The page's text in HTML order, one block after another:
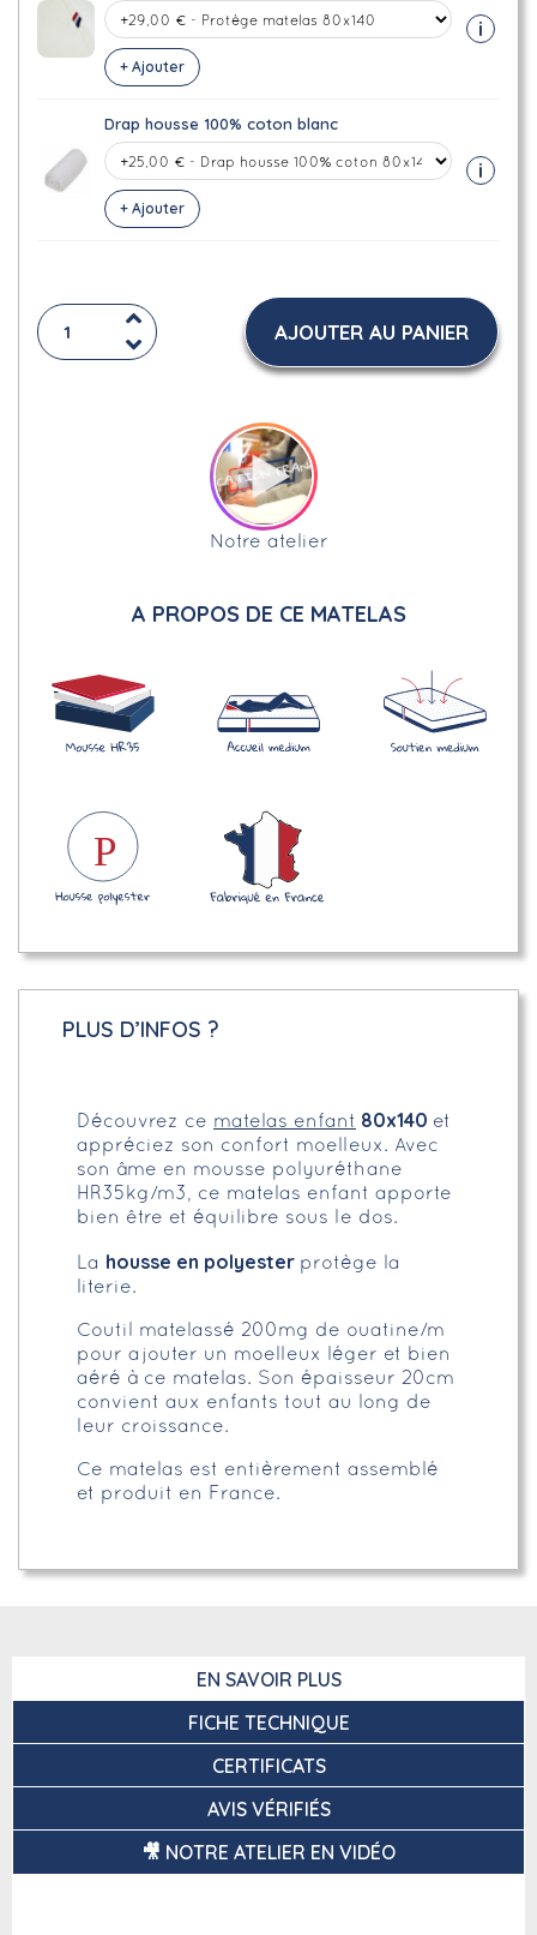
+ Ajouter
i
Drap housse 100% coton blanc
+ Ajouter
i
AJOUTER AU PANIER
Notre atelier
A PROPOS DE CE MATELAS
PLUS D’INFOS ?
Découvrez ce matelas enfant 80x140 et
appréciez son confort moelleux. Avec
son âme en mousse polyuréthane
HR35kg/m3, ce matelas enfant apporte
bien être et équilibre sous le dos.
La housse en polyester protège la
literie.
Coutil matelassé 200mg de ouatine/m²
pour ajouter un moelleux léger et bien
aéré à ce matelas. Son épaisseur 20cm
convient aux enfants tout au long de
leur croissance.
Ce matelas est entièrement assemblé
et produit en France.
EN SAVOIR PLUS
FICHE TECHNIQUE
CERTIFICATS
AVIS VÉRIFIÉS
🎥 NOTRE ATELIER EN VIDÉO